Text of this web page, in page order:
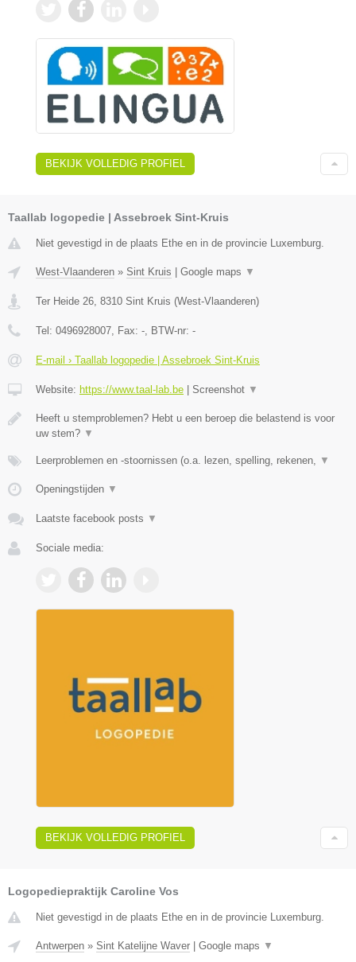
BEKIJK VOLLEDIG PROFIEL
Taallab logopedie | Assebroek Sint-Kruis
Niet gevestigd in de plaats Ethe en in de provincie Luxemburg.
West-Vlaanderen » Sint Kruis Google maps ▼
Ter Heide 26, 8310 Sint Kruis (West-Vlaanderen)
Tel: 0496928007, Fax: -, BTW-nr: -
E-mail › Taallab logopedie | Assebroek Sint-Kruis
Website: https://www.taal-lab.be Screenshot ▼
Heeft u stemproblemen? Hebt u een beroep die belastend is voor
uw stem? ▼
Leerproblemen en -stoornissen (o.a. lezen, spelling, rekenen, ▼
Openingstijden ▼
Laatste facebook posts ▼
Sociale media:
BEKIJK VOLLEDIG PROFIEL
Logopediepraktijk Caroline Vos
Niet gevestigd in de plaats Ethe en in de provincie Luxemburg.
Antwerpen » Sint Katelijne Waver Google maps ▼